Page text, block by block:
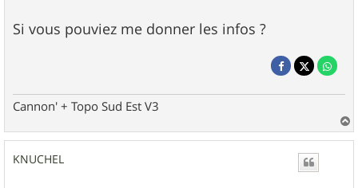
Si vous pouviez me donner les infos ?
Cannon' + Topo Sud Est V3
a
u
KNUCHEL